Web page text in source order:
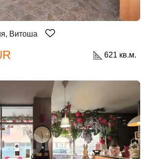
Витоша
621 кв.м.